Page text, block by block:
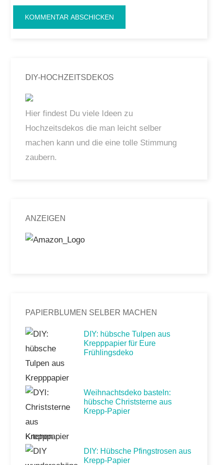
DIY-HOCHZEITSDEKOS
Hier findest Du viele Ideen zu
Hochzeitsdekos die man leicht selber
machen kann und die eine tolle Stimmung
zaubern.
ANZEIGEN
PAPIERBLUMEN SELBER MACHEN
DIY: hübsche Tulpen aus
Krepppapier für Eure
Frühlingsdeko
Weihnachtsdeko basteln:
hübsche Christsterne aus
Krepp-Papier
DIY: Hübsche Pfingstrosen aus
Krepp-Papier